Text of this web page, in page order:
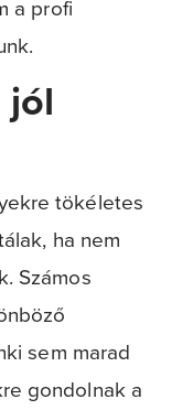
a profi
jól
tökéletes
ha nem
Számos
sem marad
gondolnak a